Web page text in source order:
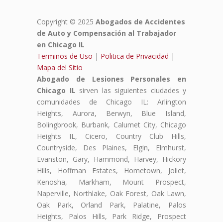
Copyright © 2025 Abogados de Accidentes
de Auto y Compensación al Trabajador
en Chicago IL
Terminos de Uso | Politica de Privacidad |
Mapa del Sitio
Abogado de Lesiones Personales en
Chicago IL sirven las siguientes ciudades y
comunidades de Chicago IL: Arlington
Heights, Aurora, Berwyn, Blue Island,
Bolingbrook, Burbank, Calumet City, Chicago
Heights IL, Cicero, Country Club Hills,
Countryside, Des Plaines, Elgin, Elmhurst,
Evanston, Gary, Hammond, Harvey, Hickory
Hills, Hoffman Estates, Hometown, Joliet,
Kenosha, Markham, Mount Prospect,
Naperville, Northlake, Oak Forest, Oak Lawn,
Oak Park, Orland Park, Palatine, Palos
Heights, Palos Hills, Park Ridge, Prospect